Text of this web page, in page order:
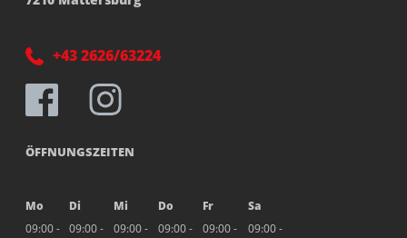
+43 2626/63224
ÖFFNUNGSZEITEN
Mo Di Mi Do Fr
Sa
09:00 -
09:00 -
09:00 -
09:00 -
09:00 -
09:00 -